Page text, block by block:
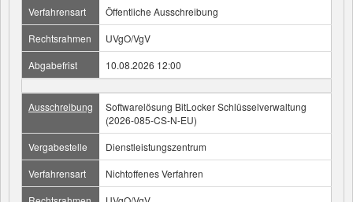
Verfahrensart
Öffentliche Ausschreibung
Rechtsrahmen
UVgO/VgV
Abgabefrist
10.08.2026 12:00
Ausschreibung
Softwarelösung BitLocker Schlüsselverwaltung
(2026-085-CS-N-EU)
Vergabestelle
Dienstleistungszentrum
Verfahrensart
Nichtoffenes Verfahren